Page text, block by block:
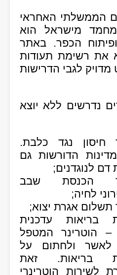
הממשלתי האחראי
מישראל הוא
הכפר. באתר
את רשימת תעודות
לגבי הדרישות
נדרשים ללא יוצא
חיסון נגד כלבת.
הדורשות גם
דם לנוגדנים;
הכנסת שבב
לחיה;
תשלום אגרת יצוא;
בריאות עדכנית
– הוטרינר המטפל
לאשר ולחתום על
בריאות. זאת
לשירות הוטרינרי